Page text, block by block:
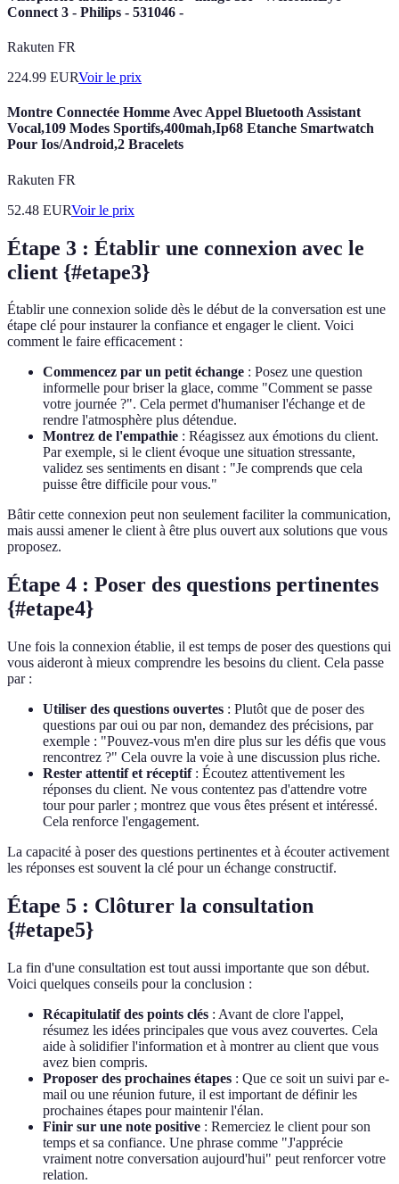
Connect 3 - Philips - 531046 -
Rakuten FR
224.99 EURVoir le prix
Montre Connectée Homme Avec Appel Bluetooth Assistant
Vocal,109 Modes Sportifs,400mah,Ip68 Etanche Smartwatch
Pour Ios/Android,2 Bracelets
Rakuten FR
52.48 EURVoir le prix
Étape 3 : Établir une connexion avec le
client {#etape3}
Établir une connexion solide dès le début de la conversation est une
étape clé pour instaurer la confiance et engager le client. Voici
comment le faire efficacement :
Commencez par un petit échange : Posez une question
informelle pour briser la glace, comme "Comment se passe
votre journée ?". Cela permet d'humaniser l'échange et de
rendre l'atmosphère plus détendue.
Montrez de l'empathie : Réagissez aux émotions du client.
Par exemple, si le client évoque une situation stressante,
validez ses sentiments en disant : "Je comprends que cela
puisse être difficile pour vous."
Bâtir cette connexion peut non seulement faciliter la communication,
mais aussi amener le client à être plus ouvert aux solutions que vous
proposez.
Étape 4 : Poser des questions pertinentes
{#etape4}
Une fois la connexion établie, il est temps de poser des questions qui
vous aideront à mieux comprendre les besoins du client. Cela passe
par :
Utiliser des questions ouvertes : Plutôt que de poser des
questions par oui ou par non, demandez des précisions, par
exemple : "Pouvez-vous m'en dire plus sur les défis que vous
rencontrez ?" Cela ouvre la voie à une discussion plus riche.
Rester attentif et réceptif: Écoutez attentivement les
réponses du client. Ne vous contentez pas d'attendre votre
tour pour parler ; montrez que vous êtes présent et intéressé.
Cela renforce l'engagement.
La capacité à poser des questions pertinentes et à écouter activement
les réponses est souvent la clé pour un échange constructif.
Étape 5 : Clôturer la consultation
{#etape5}
La fin d'une consultation est tout aussi importante que son début.
Voici quelques conseils pour la conclusion :
Récapitulatif des points clés : Avant de clore l'appel,
résumez les idées principales que vous avez couvertes. Cela
aide à solidifier l'information et à montrer au client que vous
avez bien compris.
Proposer des prochaines étapes : Que ce soit un suivi par e-
mail ou une réunion future, il est important de définir les
prochaines étapes pour maintenir l'élan.
Finir sur une note positive : Remerciez le client pour son
temps et sa confiance. Une phrase comme "J'apprécie
vraiment notre conversation aujourd'hui" peut renforcer votre
relation.